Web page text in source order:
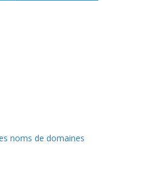
noms de domaines